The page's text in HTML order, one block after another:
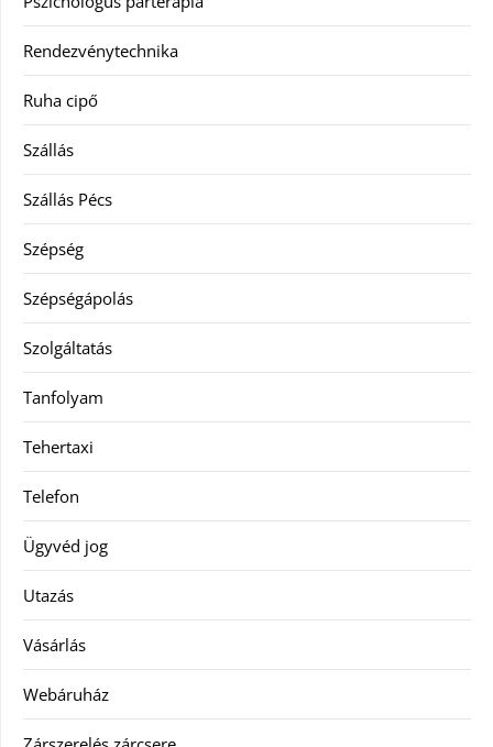
Rendezvénytechnika
Ruha cipő
Szállás
Szállás Pécs
Szépség
Szépségápolás
Szolgáltatás
Tanfolyam
Tehertaxi
Telefon
Ügyvéd jog
Utazás
Vásárlás
Webáruház